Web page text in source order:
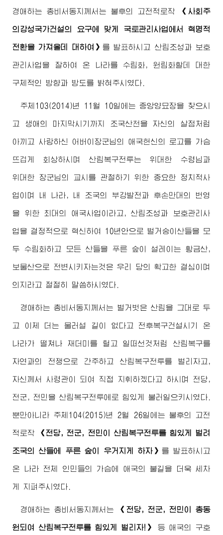
경애하는 총비서동지 께서는 불후의 고전적로작 《사회주
의강성국가건설의 요구에 맞게 국토관리사업에서 혁명적
전환을 가져올데 대하여》 를 발표하시고 산림조성과 보호
관리사업을 잘하여 온 나라를 수림화, 원림화할데 대한
구체적인 방향과 방도를 밝혀주시였다.
주체103(2014)년 11월 10일에는 중앙양묘장을 찾으시
고 생애의 마지막시기까지 조국산천을 자신의 살점처럼
아끼고 사랑하신 어버이장군님의 애국헌신의 로고를 가슴
뜨겁게 회상하시며 산림복구전투는 위대한 수령님 과
위대한 장군님 의 교시를 관철하기 위한 중요한 정치적사
업이며 내 나라, 내 조국의 부강발전과 후손만대의 번영
을 위한 최대의 애국사업이라고, 산림조성과 보호관리사
업을 결정적으로 혁신하여 10년안으로 벌거숭이산들을 모
두 수림화하고 모든 산들을 푸른 숲이 설레이는 황금산,
보물산으로 전변시키자는것은 우리 당의 확고한 결심이며
의지라고 절절히 말씀하시였다.
경애하는 총비서동지 께서는 벌거벗은 산림을 그대로 두
고 이제 더는 물러설 길이 없다고 전후복구건설시기 온
나라가 떨쳐나 재더미를 털고 일떠선것처럼 산림복구를
자연과의 전쟁으로 간주하고 산림복구전투를 벌리자고,
자신께서 사령관이 되여 직접 지휘하겠다고 하시며 전당,
전군, 전민을 산림복구전투에로 힘있게 불러일으키시였다.
뿐만아니라 주체104(2015)년 2월 26일에는 불후의 고전
적로작 《전당, 전군, 전민이 산림복구전투를 힘있게 벌려
조국의 산들에 푸른 숲이 우거지게 하자》 를 발표하시고
온 나라 전체 인민들의 가슴에 애국의 불길을 더욱 세차
게 지펴주시였다.
경애하는 총비서동지 께서는 《전당, 전군, 전민이 총동
원되여 산림복구전투를 힘있게 벌리자!》 등 애국의 구호